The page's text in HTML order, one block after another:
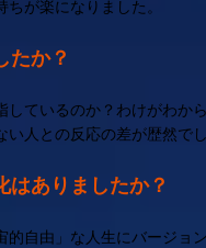
が楽になりました。
か？
しているのか？わけがわか
い人との反応の差が歴然で
ありましたか？
的自由」な人生にバージョ